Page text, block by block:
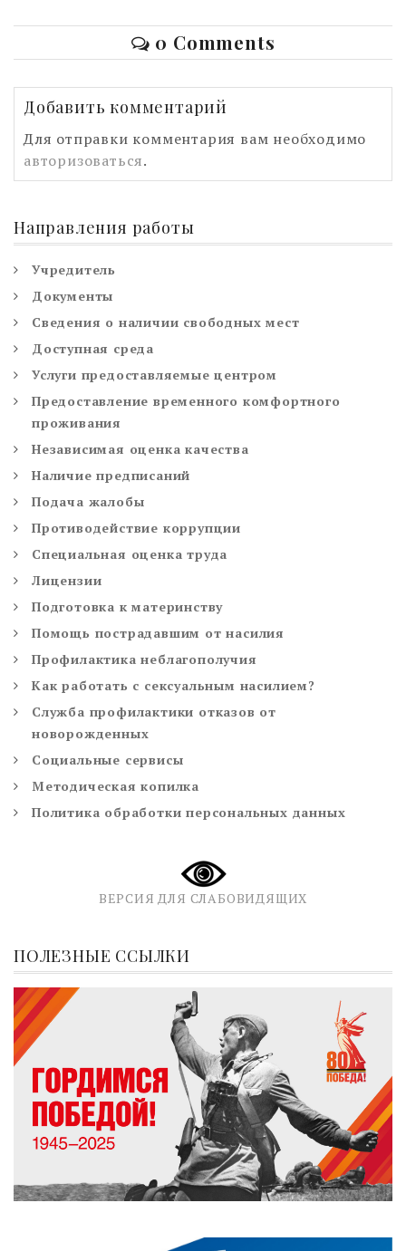
0 Comments
Добавить комментарий
Для отправки комментария вам необходимо
авторизоваться.
Направления работы
Учредитель
Документы
Сведения о наличии свободных мест
Доступная среда
Услуги предоставляемые центром
Предоставление временного комфортного
проживания
Независимая оценка качества
Наличие предписаний
Подача жалобы
Противодействие коррупции
Специальная оценка труда
Лицензии
Подготовка к материнству
Помощь пострадавшим от насилия
Профилактика неблагополучия
Как работать с сексуальным насилием?
Служба профилактики отказов от
новорожденных
Социальные сервисы
Методическая копилка
Политика обработки персональных данных
ВЕРСИЯ ДЛЯ СЛАБОВИДЯЩИХ
ПОЛЕЗНЫЕ ССЫЛКИ